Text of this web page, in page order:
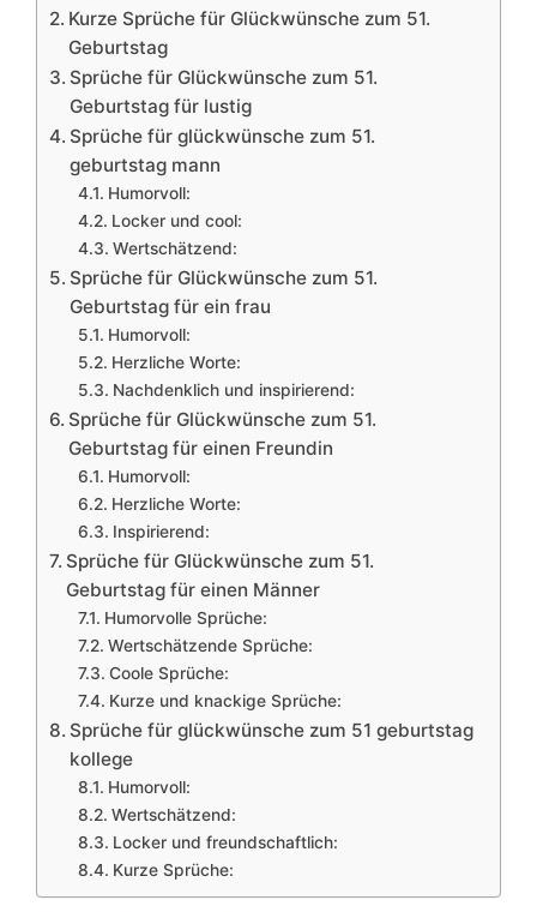
Kurze Sprüche für Glückwünsche zum 51.
Geburtstag
Sprüche für Glückwünsche zum 51.
Geburtstag für lustig
Sprüche für glückwünsche zum 51.
geburtstag mann
Humorvoll:
Locker und cool:
Wertschätzend:
Sprüche für Glückwünsche zum 51.
Geburtstag für ein frau
Humorvoll:
Herzliche Worte:
Nachdenklich und inspirierend:
Sprüche für Glückwünsche zum 51.
Geburtstag für einen Freundin
Humorvoll:
Herzliche Worte:
Inspirierend:
Sprüche für Glückwünsche zum 51.
Geburtstag für einen Männer
Humorvolle Sprüche:
Wertschätzende Sprüche:
Coole Sprüche:
Kurze und knackige Sprüche:
Sprüche für glückwünsche zum 51 geburtstag
kollege
Humorvoll:
Wertschätzend:
Locker und freundschaftlich:
Kurze Sprüche: